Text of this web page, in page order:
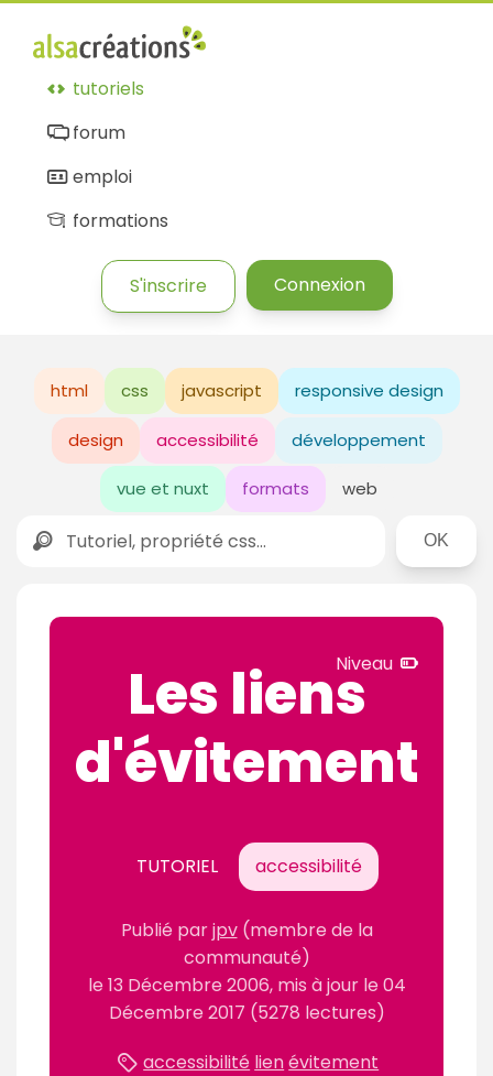
tutoriels
forum
emploi
formations
S'inscrire Connexion
html css javascript responsive design
design accessibilité développement
vue et nuxt formats web
Rechercher
Niveau
Les liens
d'évitement
TUTORIEL accessibilité
Publié parjpv (membre de la
communauté)
le13 Décembre 2006, mis à jour le04
Décembre 2017 (5278 lectures)
accessibilité lienévitement